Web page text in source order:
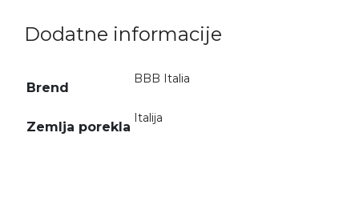
Dodatne informacije
Brend
BBB Italia
Zemlja porekla
Italija